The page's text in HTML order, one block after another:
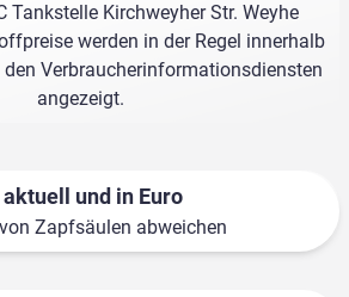
Tankstelle Kirchweyher Str. Weyhe
werden in der Regel innerhalb
Verbraucherinformationsdiensten
angezeigt.
und in Euro
Zapfsäulen abweichen